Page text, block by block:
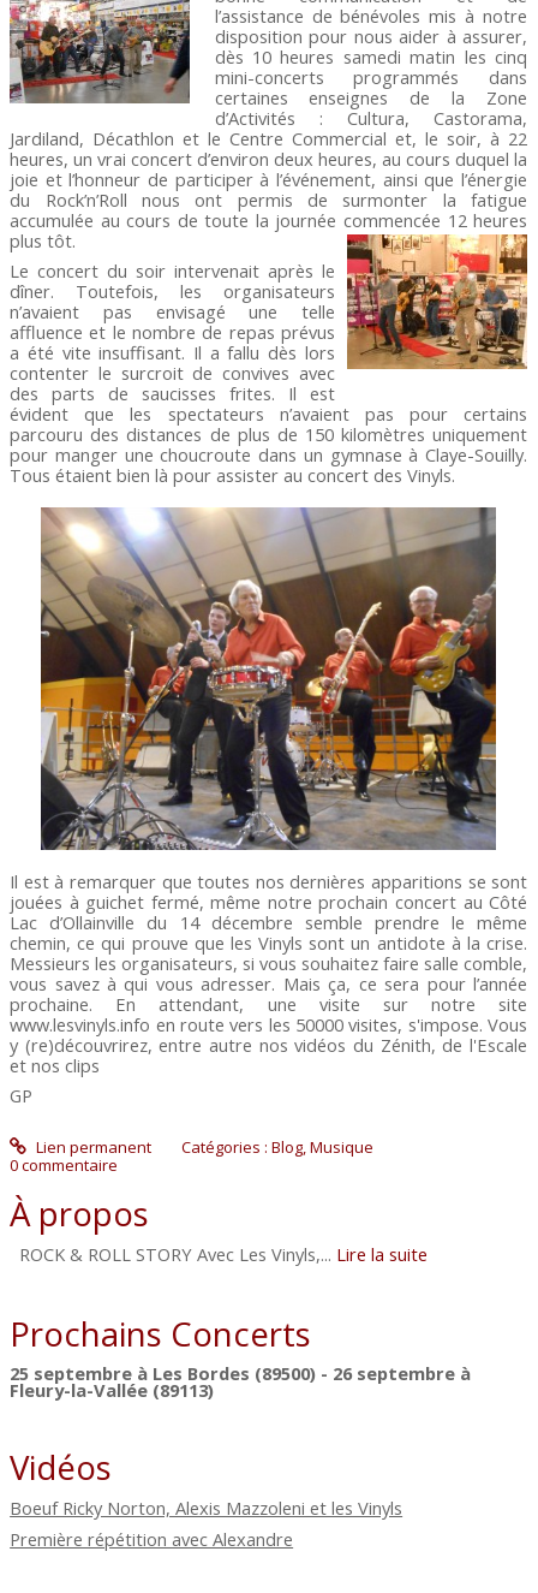
l’assistance de bénévoles mis à notre
disposition pour nous aider à assurer,
dès 10 heures samedi matin les cinq
mini-concerts programmés dans
certaines enseignes de la Zone
d’Activités : Cultura, Castorama,
Jardiland, Décathlon et le Centre Commercial et, le soir, à 22
heures, un vrai concert d’environ deux heures, au cours duquel la
joie et l’honneur de participer à l’événement, ainsi que l’énergie
du Rock’n’Roll nous ont permis de surmonter la fatigue
accumulée au cours de toute la journée commencée 12 heures
plus tôt.
Le concert du soir intervenait après le
dîner. Toutefois, les organisateurs
n’avaient pas envisagé une telle
affluence et le nombre de repas prévus
a été vite insuffisant. Il a fallu dès lors
contenter le surcroit de convives avec
des parts de saucisses frites. Il est
évident que les spectateurs n’avaient pas pour certains
parcouru des distances de plus de 150 kilomètres uniquement
pour manger une choucroute dans un gymnase à Claye-Souilly.
Tous étaient bien là pour assister au concert des Vinyls.
Il est à remarquer que toutes nos dernières apparitions se sont
jouées à guichet fermé, même notre prochain concert au Côté
Lac d’Ollainville du 14 décembre semble prendre le même
chemin, ce qui prouve que les Vinyls sont un antidote à la crise.
Messieurs les organisateurs, si vous souhaitez faire salle comble,
vous savez à qui vous adresser. Mais ça, ce sera pour l’année
prochaine. En attendant, une visite sur notre site
www.lesvinyls.info en route vers les 50000 visites, s'impose. Vous
y (re)découvrirez, entre autre nos vidéos du Zénith, de l'Escale
et nos clips
GP
Lien permanent Catégories : Blog,Musique
0commentaire
À propos
ROCK & ROLL STORY Avec Les Vinyls,... Lire la suite
Prochains Concerts
25 septembre à Les Bordes (89500) - 26 septembre à
Fleury-la-Vallée (89113)
Vidéos
Boeuf Ricky Norton, Alexis Mazzoleni et les Vinyls
Première répétition avec Alexandre